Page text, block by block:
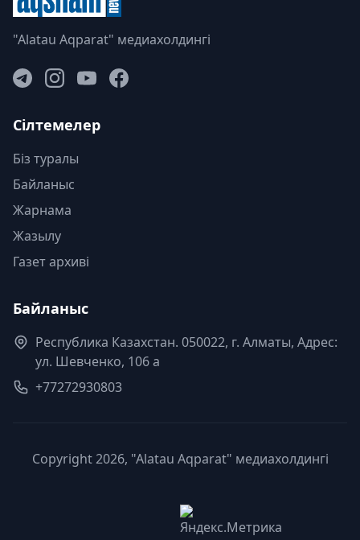
"Alatau Aqparat" медиахолдингі
Сілтемелер
Біз туралы
Байланыс
Жарнама
Жазылу
Газет архиві
Байланыс
Республика Казахстан. 050022, г. Алматы, Адрес:
ул. Шевченко, 106 а
+77272930803
Copyright 2026, "Alatau Aqparat" медиахолдингі